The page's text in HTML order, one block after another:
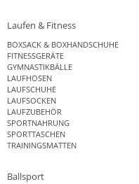
Laufen & Fitness
BOXSACK & BOXHANDSCHUHE
FITNESSGERÄTE
GYMNASTIKBÄLLE
LAUFHOSEN
LAUFSCHUHE
LAUFSOCKEN
LAUFZUBEHÖR
SPORTNAHRUNG
SPORTTASCHEN
TRAININGSMATTEN
Ballsport